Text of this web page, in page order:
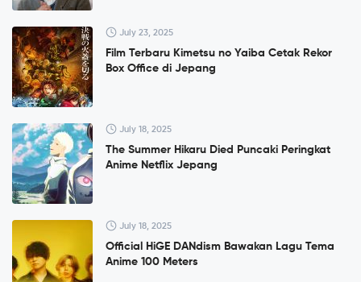
July 23, 2025
Film Terbaru Kimetsu no Yaiba Cetak Rekor
Box Office di Jepang
July 18, 2025
The Summer Hikaru Died Puncaki Peringkat
Anime Netflix Jepang
July 18, 2025
Official HiGE DANdism Bawakan Lagu Tema
Anime 100 Meters